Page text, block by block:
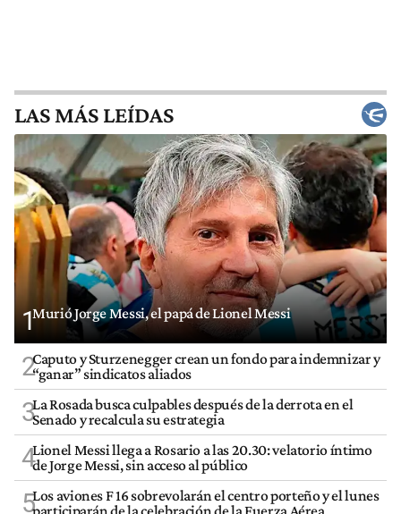
LAS MÁS LEÍDAS
1Murió Jorge Messi, el papá de Lionel Messi
2Caputo y Sturzenegger crean un fondo para indemnizar y
“ganar” sindicatos aliados
3La Rosada busca culpables después de la derrota en el
Senado y recalcula su estrategia
4Lionel Messi llega a Rosario a las 20.30: velatorio íntimo
de Jorge Messi, sin acceso al público
5Los aviones F 16 sobrevolarán el centro porteño y el lunes